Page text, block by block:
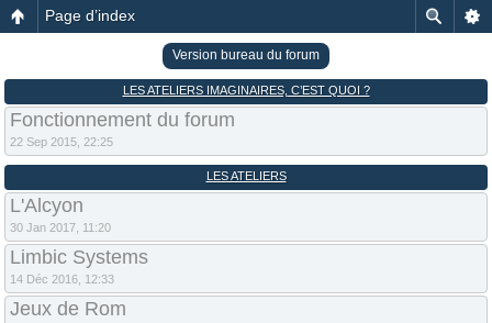
Page d’index
Version bureau du forum
LES ATELIERS IMAGINAIRES, C’EST QUOI ?
Fonctionnement du forum
22 Sep 2015, 22:25
LES ATELIERS
L'Alcyon
30 Jan 2017, 11:20
Limbic Systems
14 Déc 2016, 12:33
Jeux de Rom